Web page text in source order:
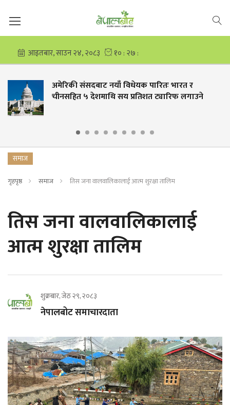
अमेरिकी संसदबाट नयाँ विधेयक पारितः भारत र
चीनसहित ५ देशमाथि सय प्रतिशत ट्यारिफ लगाउने
समाज
गृहपृष्ठ समाज तिस जना वालवालिकालाई आत्म शुरक्षा तालिम
तिस जना वालवालिकालाई
आत्म शुरक्षा तालिम
शुक्रबार, जेठ २९, २०८३
नेपालबोट समाचारदाता